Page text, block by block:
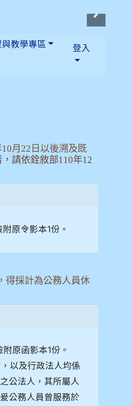
教學專區 登入
月22日以後溯及既
請依銓敘部110年12
原令影本1份。
得採計為公務人員休
原函影本1份。
以及行政法人均係
公法人，其所屬人
公務人員曾服務於